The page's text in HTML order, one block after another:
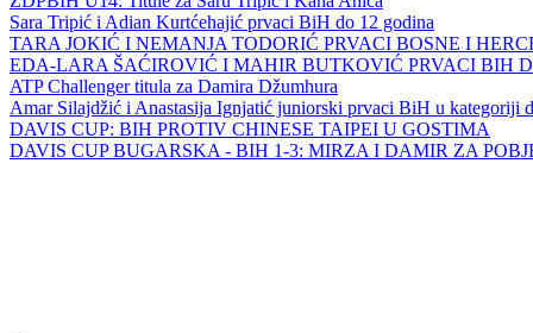
Sara Tripić i Adian Kurtćehajić prvaci BiH do 12 godina
TARA JOKIĆ I NEMANJA TODORIĆ PRVACI BOSNE I
EDA-LARA ŠAĆIROVIĆ I MAHIR BUTKOVIĆ PRVACI BIH
ATP Challenger titula za Damira Džumhura
Amar Silajdžić i Anastasija Ignjatić juniorski prvaci BiH u kategoriji
DAVIS CUP: BIH PROTIV CHINESE TAIPEI U GOSTIMA
DAVIS CUP BUGARSKA - BIH 1-3: MIRZA I DAMIR ZA